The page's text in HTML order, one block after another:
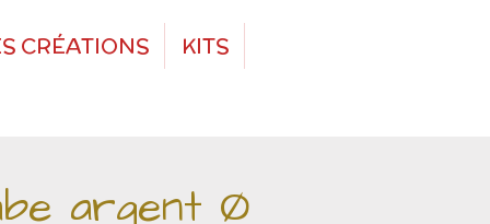
CRÉATIONS KITS
argent Ø